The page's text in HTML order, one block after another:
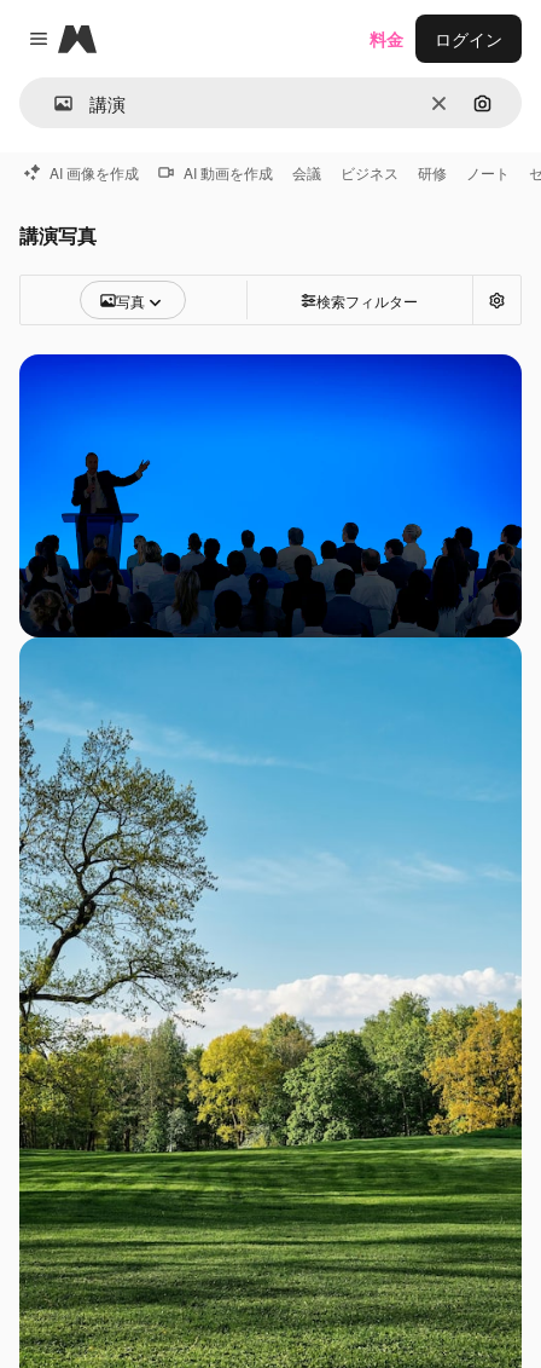
Close menu
Magnific
消去 画像で
料金 ログイン
AI 画像を作成 AI 動画を作成 会議 ビジネス 研修 ノート
講演写真
写真 検索フィルター